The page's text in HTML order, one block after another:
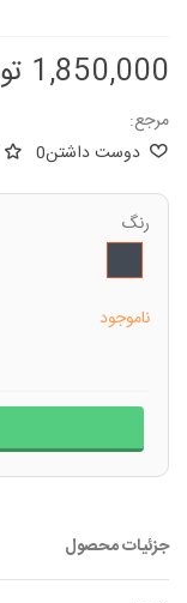
1,850,000 تومان
مرجع:
دوست داشتن0
رنگ
ناموجود
جزئیات محصول